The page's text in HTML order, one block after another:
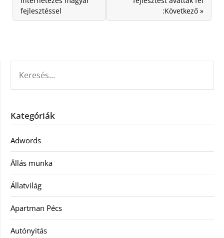
fejlesztéssel
:Következő »
Kategóriák
Adwords
Állás munka
Állatvilág
Apartman Pécs
Autónyitás